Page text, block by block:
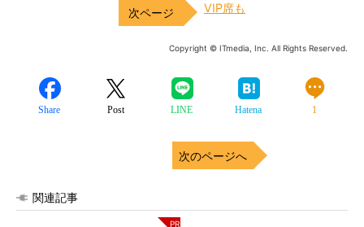
VIP席も
Copyright © ITmedia, Inc. All Rights Reserved.
Share Post LINE Hatena 1
次のページへ
関連記事